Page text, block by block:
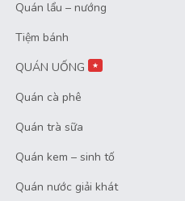
Quán lẩu – nướng
Tiệm bánh
QUÁN UỐNG
★
Quán cà phê
Quán trà sữa
Quán kem – sinh tố
Quán nước giải khát